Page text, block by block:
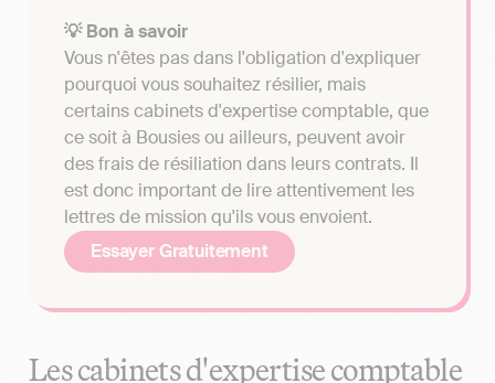
💡 Bon à savoir
Vous n'êtes pas dans l'obligation d'expliquer
pourquoi vous souhaitez résilier, mais
certains cabinets d'expertise comptable, que
ce soit à Bousies ou ailleurs, peuvent avoir
des frais de résiliation dans leurs contrats. Il
est donc important de lire attentivement les
lettres de mission qu'ils vous envoient.
Essayer Gratuitement
Les cabinets d'expertise comptable